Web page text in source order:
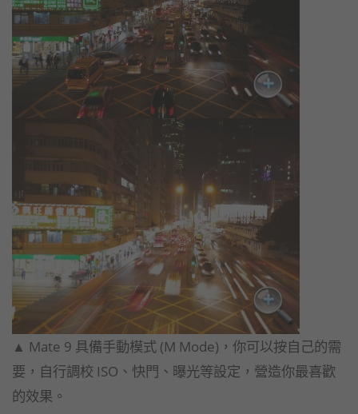
▲ Mate 9 具備手動模式 (M Mode)，你可以按自己的需
要，自行調校 ISO、快門、曝光等設定，營造你最喜歡
的效果。